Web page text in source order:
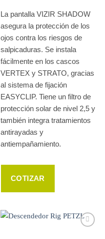
La pantalla VIZIR SHADOW
asegura la protección de los
ojos contra los riesgos de
salpicaduras. Se instala
fácilmente en los cascos
VERTEX y STRATO, gracias
al sistema de fijación
EASYCLIP. Tiene un filtro de
protección solar de nivel 2,5 y
también integra tratamientos
antirayadas y
antiempañamiento.
COTIZAR